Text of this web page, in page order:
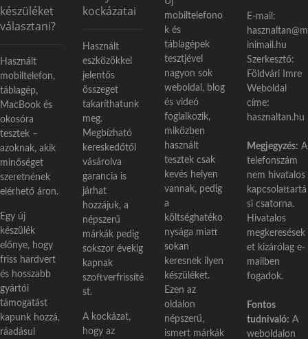
:
készüléket
választani?
Használt
mobiltelefon,
táblagép,
MacBook és
okosóra
tesztek –
azoknak, akik
minőséget
szeretnének
elérhető áron.
Egy új
készülék
előnye, hogy
friss hardvert
és hosszabb
gyártói
támogatást
kapunk hozzá,
ráadásul
kockázatai
Használt
eszközökkel
jelentős
összeget
takaríthatunk
meg.
Megbízható
kereskedőtől
vásárolva
garancia is
járhat
hozzájuk, a
népszerű
márkák pedig
sokszor évekig
kapnak
szoftverfrissíté
st.
A kockázat,
hogy az
mobiltelefono
k és
táblagépek
tesztjével
nagyon sok
weboldal, blog
és videó
foglalkozik,
miközben
használt
tesztek csak
kevés helyen
vannak, pedig
a
költséghatéko
nysága miatt
sokan
keresnek ilyen
készüléket.
Ezen az
oldalon
népszerű,
ismert márkák
E-mail:
hasznaltan@m
inimail.hu
Szerkesztő:
Földvári Imre
Weboldal
címe:
hasznaltan.hu
Megjegyzés: A
telefonszám
nem hivatalos
kapcsolattartá
si csatorna.
Hivatalos
megkeresések
et kizárólag e-
mailben
fogadok.
Fontos
tudnivaló: A
weboldalon